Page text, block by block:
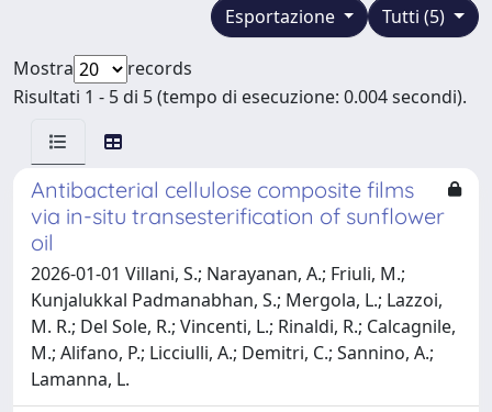
Tutti (5)
Esportazione
Mostra
records
Risultati 1 - 5 di 5 (tempo di esecuzione: 0.004 secondi).
Antibacterial cellulose composite films
via in-situ transesterification of sunflower
oil
2026-01-01 Villani, S.; Narayanan, A.; Friuli, M.;
Kunjalukkal Padmanabhan, S.; Mergola, L.; Lazzoi,
M. R.; Del Sole, R.; Vincenti, L.; Rinaldi, R.; Calcagnile,
M.; Alifano, P.; Licciulli, A.; Demitri, C.; Sannino, A.;
Lamanna, L.